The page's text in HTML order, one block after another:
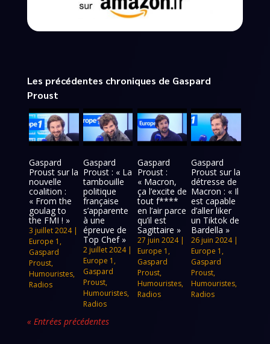
Les précédentes chroniques de Gaspard
Proust
Gaspard
Proust sur la
nouvelle
coalition :
« From the
goulag to
the FMI ! »
3 juillet 2024|
Europe 1 ,
Gaspard
Proust,
Humouristes,
Radios
Gaspard
Proust : « La
tambouille
politique
française
s’apparente
à une
épreuve de
Top Chef »
2 juillet 2024|
Europe 1 ,
Gaspard
Proust,
Humouristes,
Radios
Gaspard
Proust :
« Macron,
ça l’excite de
tout f****
en l’air parce
qu’il est
Sagittaire »
27 juin 2024|
Europe 1 ,
Gaspard
Proust,
Humouristes,
Radios
Gaspard
Proust sur la
détresse de
Macron : « Il
est capable
d’aller liker
un Tiktok de
Bardella »
26 juin 2024|
Europe 1 ,
Gaspard
Proust,
Humouristes,
Radios
« Entrées précédentes